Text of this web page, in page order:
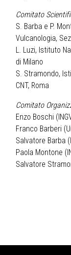
Comitato
S. Barba e P.
Vulcanologia,
L. Luzi, Istituto
di Milano
S. Stramondo,
CNT, Roma
Comitato
Enzo Boschi
Franco Barberi
Salvatore Barba
Paola Montone
Salvatore